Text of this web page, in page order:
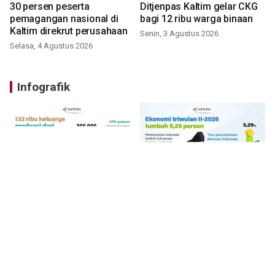
30 persen peserta
pemagangan nasional di
Kaltim direkrut perusahaan
Selasa, 4 Agustus 2026
Ditjenpas Kaltim gelar CKG
bagi 12 ribu warga binaan
Senin, 3 Agustus 2026
Infografik